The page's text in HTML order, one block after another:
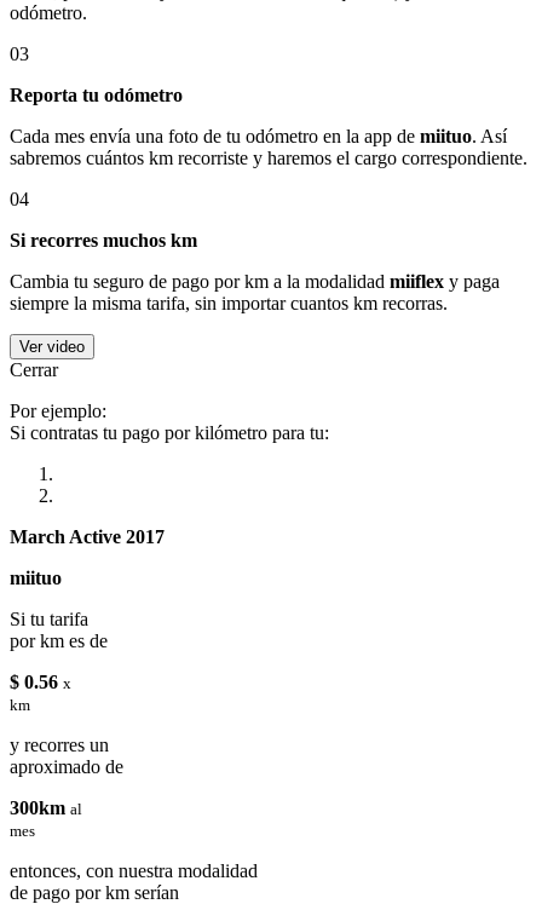
odómetro.
03
Reporta tu odómetro
Cada mes envía una foto de tu odómetro en la app de miituo. Así
sabremos cuántos km recorriste y haremos el cargo correspondiente.
04
Si recorres muchos km
Cambia tu seguro de pago por km a la modalidad miiflex y paga
siempre la misma tarifa, sin importar cuantos km recorras.
Ver video
Cerrar
Por ejemplo:
Si contratas tu pago por kilómetro para tu:
March Active 2017
miituo
Si tu tarifa
por km es de
$ 0.56 x
km
y recorres un
aproximado de
300km al
mes
entonces, con nuestra modalidad
de pago por km serían